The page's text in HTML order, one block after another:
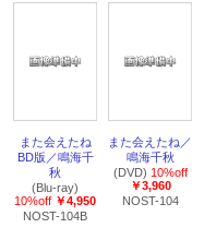
また会えたね
BD版／鳴海千
秋
(Blu-ray)
10%off ￥4,950
NOST-104B
また会えたね／
鳴海千秋
(DVD) 10%off
￥3,960
NOST-104